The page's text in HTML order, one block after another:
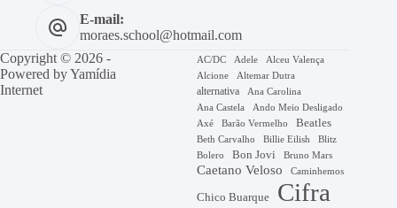
E-mail:
moraes.school@hotmail.com
Copyright © 2026 -
Powered byYamídia
Internet
AC/DC Adele
Alceu Valença
Alcione
Altemar Dutra
alternativa
Ana Carolina
Ana Castela
Ando Meio Desligado
Axé Barão Vermelho Beatles
Beth Carvalho Billie Eilish
Blitz
Bolero
Bon Jovi Bruno Mars
Caetano Veloso Caminhemos
Chico Buarque Cifra